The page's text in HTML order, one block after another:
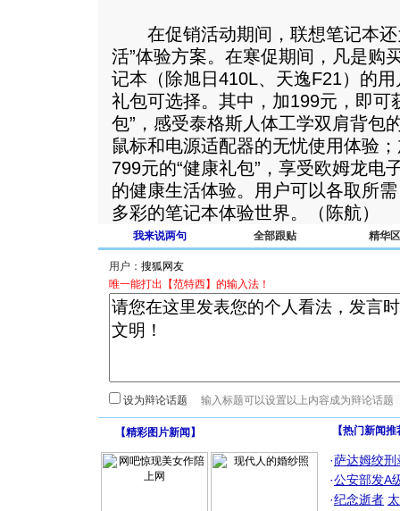
在促销活动期间，联想笔记本还
活”体验方案。在寒促期间，凡是购
记本（除旭日410L、天逸F21）的
礼包可选择。其中，加199元，即可
包”，感受泰格斯人体工学双肩背包
鼠标和电源适配器的无忧使用体验
799元的“健康礼包”，享受欧姆龙电
的健康生活体验。用户可以各取所
多彩的笔记本体验世界。（陈航）
我来说两句 全部跟贴 精华区
用户：
唯一能打出【范特西】的输入法！
设为辩论话题
【精彩图片新闻 】 【热门新闻
·萨达姆绞刑
·公安部发A
·纪念逝者